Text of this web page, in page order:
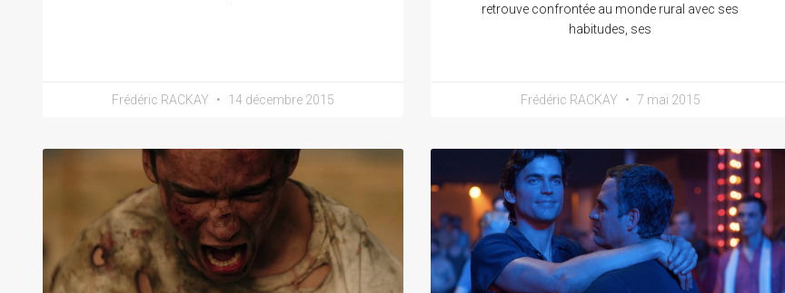
Frédéric RACKAY 14 décembre 2015
retrouve confrontée au monde rural avec ses
habitudes, ses
Frédéric RACKAY 7 mai 2015